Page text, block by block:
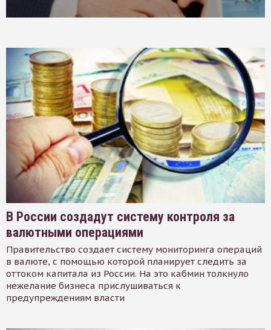
В России создадут систему контроля за
валютными операциями
Правительство создает систему мониторинга операций
в валюте, с помощью которой планирует следить за
оттоком капитала из России. На это кабмин толкнуло
нежелание бизнеса прислушиваться к
предупреждениям власти